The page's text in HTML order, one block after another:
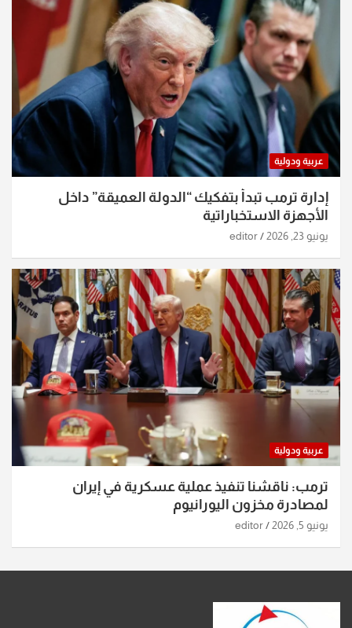
عربية ودولية
إدارة ترمب تبدأ بتفكيك “الدولة العميقة” داخل
الأجهزة الاستخباراتية
يونيو 23, 2026 editor
عربية ودولية
ترمب: ناقشنا تنفيذ عملية عسكرية في إيران
لمصادرة مخزون اليورانيوم
يونيو 5, 2026 editor